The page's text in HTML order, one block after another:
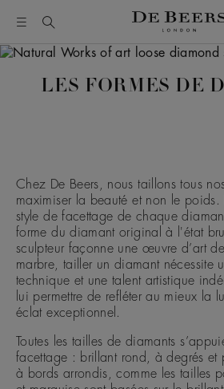
LES FORMES DE
Chez De Beers, nous taillons tous
maximiser la beauté et non le poids.
style de facettage de chaque
forme du diamant original à l'état
sculpteur façonne une œuvre d’art
marbre, tailler un diamant nécessite
technique et une talent artistique
lui permettre de refléter au mieux la
éclat exceptionnel.
Toutes les tailles de diamants
facettage : brillant rond, à degrés et
à bords arrondis, comme les tailles